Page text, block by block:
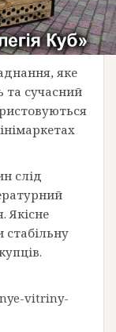
яке
та сучасний
слід
Якісне
стабільну
vitriny-